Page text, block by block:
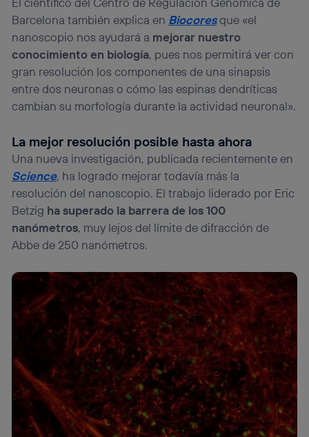
Barcelona también explica en Biocoresque «el
nanoscopio nos ayudará a mejorar nuestro
conocimiento en biología, pues nos permitirá ver con
gran resolución los componentes de una sinapsis
entre dos neuronas o cómo las espinas dendríticas
cambian su morfología durante la actividad neuronal».
La mejor resolución posible hasta ahora
Una nueva investigación, publicada recientemente en
Science, ha logrado mejorar todavía más la
resolución del nanoscopio. El trabajo liderado por Eric
Betzig ha superado la barrera de los 100
nanómetros, muy lejos del límite de difracción de
Abbe de 250 nanómetros.